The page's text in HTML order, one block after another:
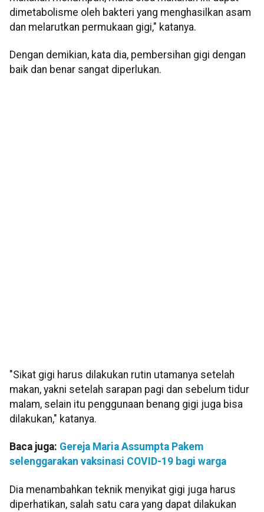
dimetabolisme oleh bakteri yang menghasilkan asam
dan melarutkan permukaan gigi," katanya.
Dengan demikian, kata dia, pembersihan gigi dengan
baik dan benar sangat diperlukan.
"Sikat gigi harus dilakukan rutin utamanya setelah
makan, yakni setelah sarapan pagi dan sebelum tidur
malam, selain itu penggunaan benang gigi juga bisa
dilakukan," katanya.
Baca juga: Gereja Maria Assumpta Pakem
selenggarakan vaksinasi COVID-19 bagi warga
Dia menambahkan teknik menyikat gigi juga harus
diperhatikan, salah satu cara yang dapat dilakukan